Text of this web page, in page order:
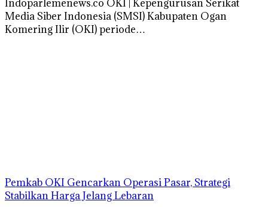
Indoparlemenews.co OKI | Kepengurusan Serikat
Media Siber Indonesia (SMSI) Kabupaten Ogan
Komering Ilir (OKI) periode…
Pemkab OKI Gencarkan Operasi Pasar, Strategi
Stabilkan Harga Jelang Lebaran